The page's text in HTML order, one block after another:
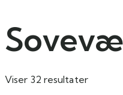
Viser 32 resultaterSorteret